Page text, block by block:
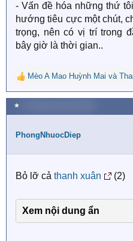
- Vấn đề hóa những thứ
hướng tiêu cực một chút,
trọng, nên có vị trí trong
bây giờ là thời gian..
R
e
a
c
i
n
:
Mèo A Mao Huỳnh Mai và
★
PhongNhuocDiep
Bỏ lỡ cả thanh xuân (2)
Xem nội dung ẩn